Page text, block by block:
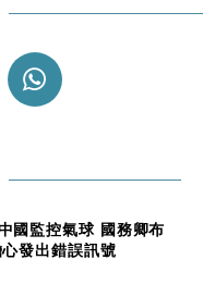
國監控氣球 國務卿布
發出錯誤訊號